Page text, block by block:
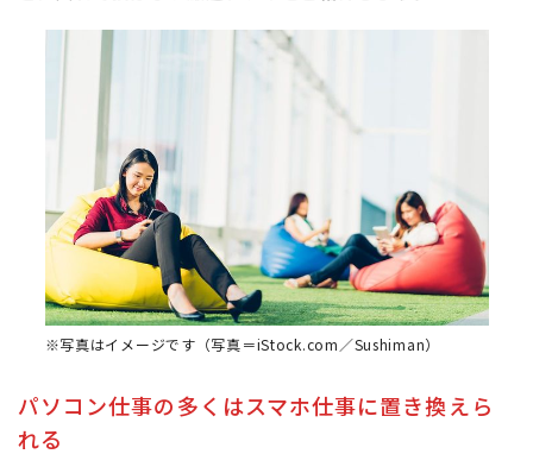
※写真はイメージです（写真＝iStock.com／Sushiman）
パソコン仕事の多くはスマホ仕事に置き換えら
れる